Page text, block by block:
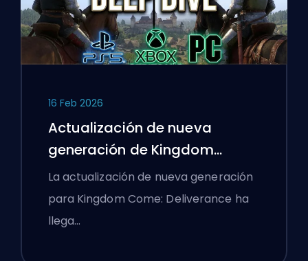
16 Feb 2026
Actualización de nueva
generación de Kingdom
Come: Deliverance: Un análisis
profundo
La actualización de nueva generación
para Kingdom Come: Deliverance ha
llega…